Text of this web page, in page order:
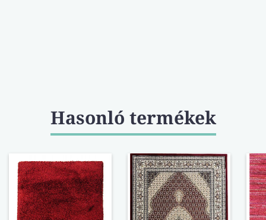
Hasonló termékek